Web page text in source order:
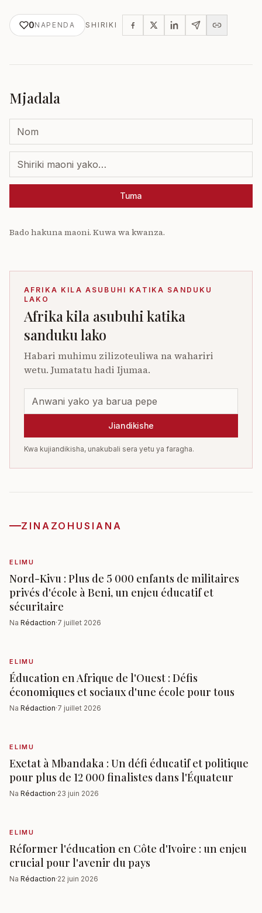
0NAPENDA SHIRIKI
Mjadala
Tuma
Bado hakuna maoni. Kuwa wa kwanza.
AFRIKA KILA ASUBUHI KATIKA SANDUKU
LAKO
Afrika kila asubuhi katika
sanduku lako
Habari muhimu zilizoteuliwa na wahariri
wetu. Jumatatu hadi Ijumaa.
Jiandikishe
Kwa kujiandikisha, unakubali sera yetu ya faragha.
ZINAZOHUSIANA
ELIMU
Nord-Kivu : Plus de 5 000 enfants de militaires
privés d'école à Beni, un enjeu éducatif et
sécuritaire
Na Rédaction·7 juillet 2026
ELIMU
Éducation en Afrique de l'Ouest : Défis
économiques et sociaux d'une école pour tous
Na Rédaction·7 juillet 2026
ELIMU
Exetat à Mbandaka : Un défi éducatif et politique
pour plus de 12 000 finalistes dans l'Équateur
Na Rédaction·23 juin 2026
ELIMU
Réformer l'éducation en Côte d'Ivoire : un enjeu
crucial pour l'avenir du pays
Na Rédaction·22 juin 2026